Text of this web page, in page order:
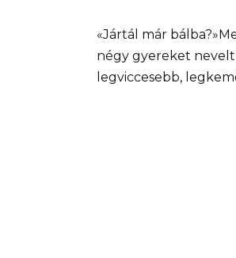
«Jártál már
négy gyereket
legviccesebb,